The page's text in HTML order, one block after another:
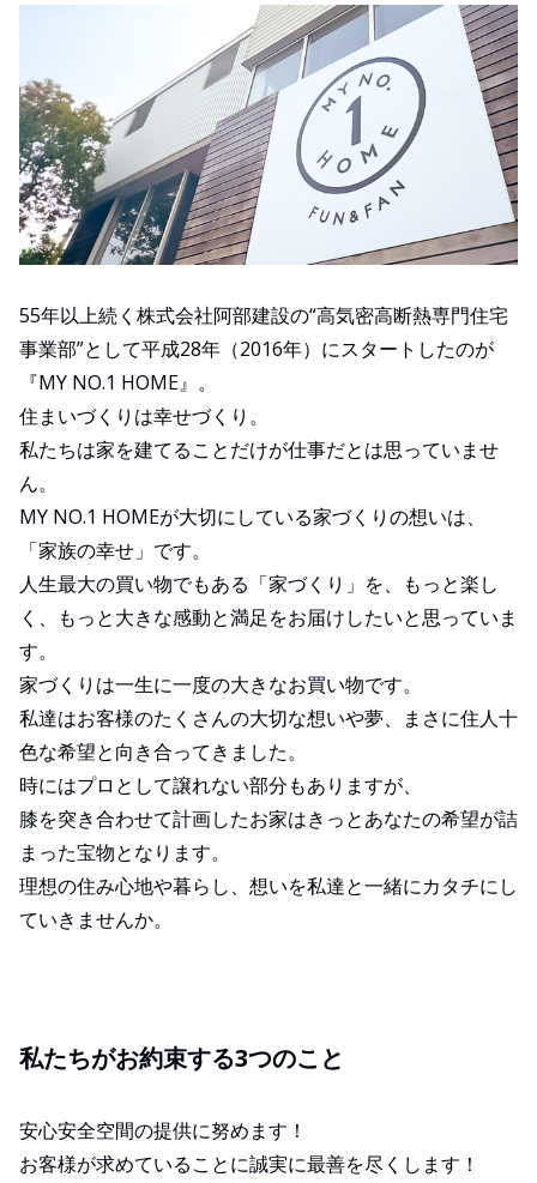
55年以上続く株式会社阿部建設の“高気密高断熱専門住宅
事業部”として平成28年（2016年）にスタートしたのが
『MY NO.1 HOME』。
住まいづくりは幸せづくり。
私たちは家を建てることだけが仕事だとは思っていませ
ん。
MY NO.1 HOMEが大切にしている家づくりの想いは、
「家族の幸せ」です。
人生最大の買い物でもある「家づくり」を、もっと楽し
く、もっと大きな感動と満足をお届けしたいと思っていま
す。
家づくりは一生に一度の大きなお買い物です。
私達はお客様のたくさんの大切な想いや夢、まさに住人十
色な希望と向き合ってきました。
時にはプロとして譲れない部分もありますが、
膝を突き合わせて計画したお家はきっとあなたの希望が詰
まった宝物となります。
理想の住み⼼地や暮らし、想いを私達と一緒にカタチにし
ていきませんか。
私たちがお約束する3つのこと
安心安全空間の提供に努めます！
お客様が求めていることに誠実に最善を尽くします！